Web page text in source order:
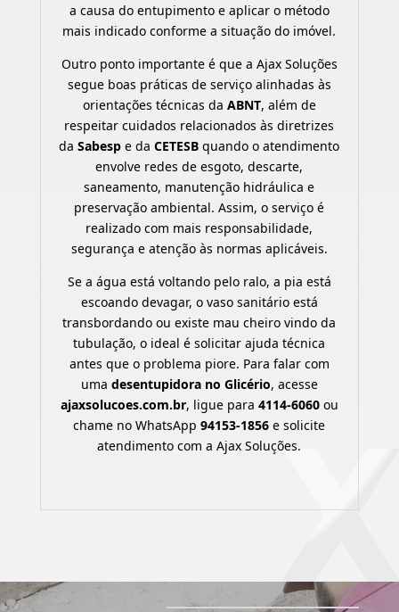
a causa do entupimento e aplicar o método
mais indicado conforme a situação do imóvel.
Outro ponto importante é que a Ajax Soluções
segue boas práticas de serviço alinhadas às
orientações técnicas da ABNT, além de
respeitar cuidados relacionados às diretrizes
daSabesp e daCETESB quando o atendimento
envolve redes de esgoto, descarte,
saneamento, manutenção hidráulica e
preservação ambiental. Assim, o serviço é
realizado com mais responsabilidade,
segurança e atenção às normas aplicáveis.
Se a água está voltando pelo ralo, a pia está
escoando devagar, o vaso sanitário está
transbordando ou existe mau cheiro vindo da
tubulação, o ideal é solicitar ajuda técnica
antes que o problema piore. Para falar com
uma desentupidora no Glicério, acesse
ajaxsolucoes.com.br, ligue para 4114-6060ou
chame no WhatsApp94153-1856 e solicite
atendimento com a Ajax Soluções.